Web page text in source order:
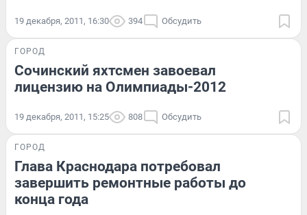
19 декабря, 2011, 16:30 394 Обсудить
ГОРОД
Сочинский яхтсмен завоевал
лицензию на Олимпиады-2012
19 декабря, 2011, 15:25 808 Обсудить
ГОРОД
Глава Краснодара потребовал
завершить ремонтные работы до
конца года